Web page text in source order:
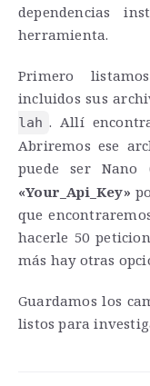
dependencias
herramienta.
Primero
incluidos sus
lah . Allí
Abriremos ese
puede ser Nano
«Your_Api_Key»
que
hacerle 50
más hay otras
Guardamos los
listos para